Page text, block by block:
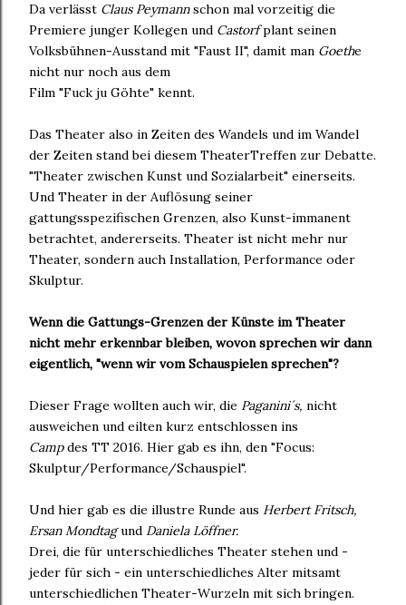
Da verlässt Claus Peymannschon mal vorzeitig die
Premiere junger Kollegen und Castorfplant seinen
Volksbühnen-Ausstand mit "Faust II", damit man Goethe
nicht nur noch aus dem
Film "Fuck ju Göhte" kennt.
Das Theater also in Zeiten des Wandels und im Wandel
der Zeiten stand bei diesem TheaterTreffen zur Debatte.
"Theater zwischen Kunst und Sozialarbeit" einerseits.
Und Theater in der Auflösung seiner
gattungsspezifischen Grenzen, also Kunst-immanent
betrachtet, andererseits. Theater ist nicht mehr nur
Theater, sondern auch Installation, Performance oder
Skulptur.
Wenn die Gattungs-Grenzen der Künste im Theater
nicht mehr erkennbar bleiben, wovon sprechen wir dann
eigentlich, "wenn wir vom Schauspielen sprechen"?
Dieser Frage wollten auch wir, die Paganini´s, nicht
ausweichen und eilten kurz entschlossen ins
Campdes TT 2016. Hier gab es ihn, den "Focus:
Skulptur/Performance/Schauspiel".
Und hier gab es die illustre Runde aus Herbert Fritsch,
Ersan Mondtagund Daniela Löffner.
Drei, die für unterschiedliches Theater stehen und -
jeder für sich - ein unterschiedliches Alter mitsamt
unterschiedlichen Theater-Wurzeln mit sich bringen.